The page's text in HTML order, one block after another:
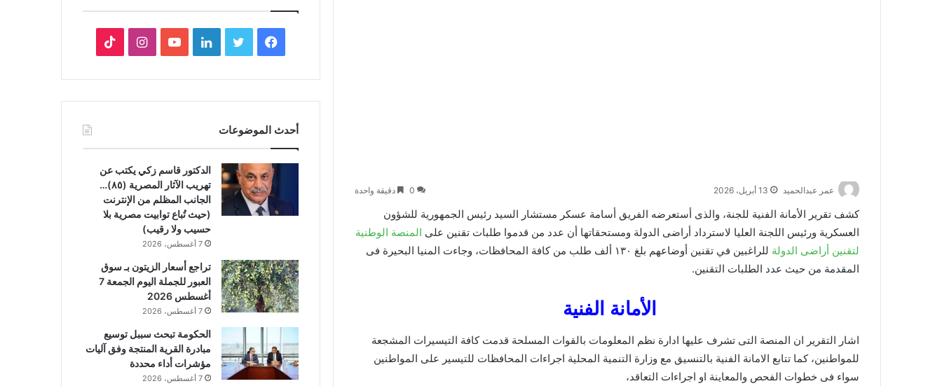
عمر عبدالحميد 13 أبريل، 2026 0 دقيقة واحدة
كشف تقرير الأمانة الفنية للجنة، والذى أستعرضه الفريق أسامة عسكر مستشار السيد رئيس الجمهورية للشؤون
العسكرية ورئيس اللجنة العليا لاسترداد أراضى الدولة ومستحقاتها أن عدد من قدموا طلبات تقنين على المنصة الوطنية
لتقنين أراضى الدولة
للراغبين في تقنين أوضاعهم بلغ ١٣٠ ألف طلب من كافة المحافظات، وجاءت المنيا البحيرة فى
المقدمة من حيث عدد الطلبات التقنين.
الأمانة الفنية
اشار التقرير ان المنصة التى تشرف عليها ادارة نظم المعلومات بالقوات المسلحة قدمت كافة التيسيرات المشجعة
للمواطنين، كما تتابع الامانة الفنية بالتنسيق مع وزارة التنمية المحلية اجراءات المحافظات للتيسير على المواطنين
سواء فى خطوات الفحص والمعاينة او اجراءات التعاقد،
فيسبوكتويتر لينكدإنيوتيوبانستقرام
أحدث الموضوعات
الدكتور قاسم زكي يكتب عن
تهريب الآثار المصرية (٨٥)…
الجانب المظلم من الإنترنت
(حيث تُباع توابيت مصرية بلا
حسيب ولا رقيب)
7 أغسطس، 2026
تراجع أسعار الزيتون بـ سوق
العبور للجملة اليوم الجمعة 7
أغسطس 2026
7 أغسطس، 2026
الحكومة تبحث سببل توسيع
مبادرة القرية المنتجة وفق آليات
مؤشرات أداء محددة
7 أغسطس، 2026